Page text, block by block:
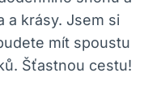
a krásy. Jsem si
mít spoustu
Šťastnou cestu!